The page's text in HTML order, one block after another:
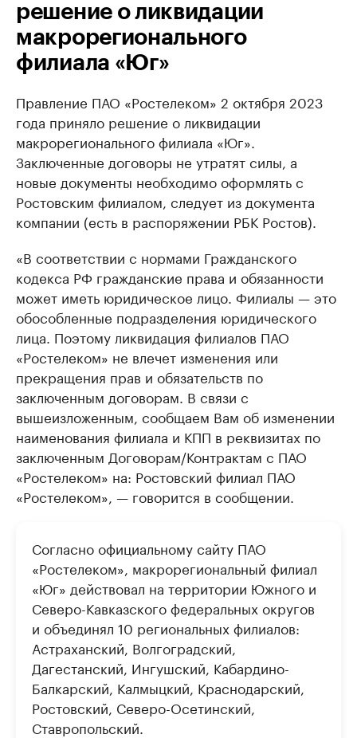
решение о ликвидации
макрорегионального
филиала «Юг»
Правление ПАО «Ростелеком» 2 октября 2023
года приняло решение о ликвидации
макрорегионального филиала «Юг».
Заключенные договоры не утратят силы, а
новые документы необходимо оформлять с
Ростовским филиалом, следует из документа
компании (есть в распоряжении РБК Ростов).
«В соответствии с нормами Гражданского
кодекса РФ гражданские права и обязанности
может иметь юридическое лицо. Филиалы — это
обособленные подразделения юридического
лица. Поэтому ликвидация филиалов ПАО
«Ростелеком» не влечет изменения или
прекращения прав и обязательств по
заключенным договорам. В связи с
вышеизложенным, сообщаем Вам об изменении
наименования филиала и КПП в реквизитах по
заключенным Договорам/Контрактам с ПАО
«Ростелеком» на: Ростовский филиал ПАО
«Ростелеком», — говорится в сообщении.
Согласно официальному сайту ПАО
«Ростелеком», макрорегиональный филиал
«Юг» действовал на территории Южного и
Северо-Кавказского федеральных округов
и объединял 10 региональных филиалов:
Астраханский, Волгоградский,
Дагестанский, Ингушский, Кабардино-
Балкарский, Калмыцкий, Краснодарский,
Ростовский, Северо-Осетинский,
Ставропольский.